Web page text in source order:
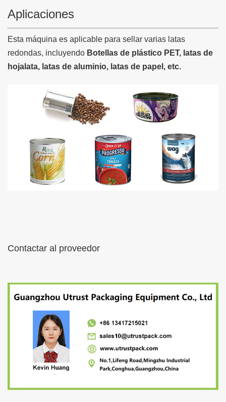
Aplicaciones
Esta máquina es aplicable para sellar varias latas
redondas, incluyendo Botellas de plástico PET, latas de
hojalata, latas de aluminio, latas de papel, etc.
Contactar al proveedor